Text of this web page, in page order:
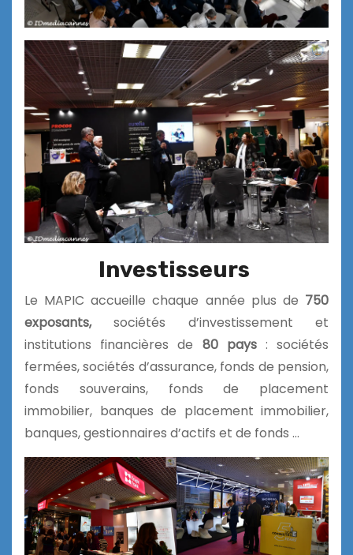
Investisseurs
Le MAPIC accueille chaque année plus de 750
exposants,sociétés d’investissement et
institutions financières de 80 pays : sociétés
fermées, sociétés d’assurance, fonds de pension,
fonds souverains, fonds de placement
immobilier, banques de placement immobilier,
banques, gestionnaires d’actifs et de fonds …